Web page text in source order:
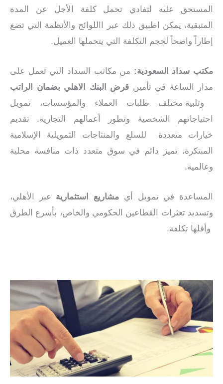
المستحق عليه لتفادي تحمل كلفة الأجل عن المدة
المتبقية، يمكن اطبيق ذلك عبر االلوائح والأنظمة التي تضع
إطاراً واضحاً لحجم التكلفة التي يتحملها العميل.
مكتب سداد السعودية: من مكاتب السداد التي تعمل على
مدار الساعة في تأمين قرض البنك الاهلي بضمان الراتب
وتلبية مختلف طلبات العملاء والمؤسسات، تمويل
احتياجاتهم الشخصية وتطور أعمالهم التجارية. تقديم
خيارات متعددة للسلع والمنتاجات التمويلية الإسلامية
المبتكرة، تميز دائم في سوق متعدد ذات منافسة محلية
وعالمية.
المساعدة في تمويل أي مشاريع استثمارية عبر الأهلي،
وتسديد تعثرات القطاعين الحكومي والخاص، بأسرع الطرق
وأقلها تكلفة.